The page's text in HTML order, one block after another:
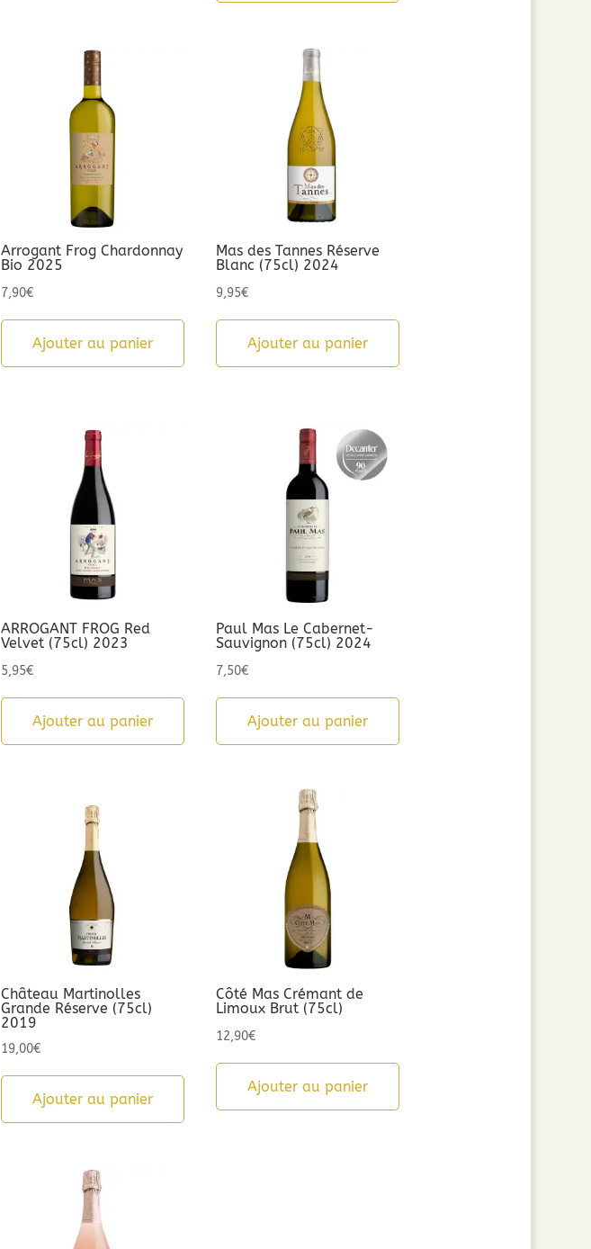
Arrogant Frog Chardonnay
Bio 2025
7,90€
Ajouter au panier
Mas des Tannes Réserve
Blanc (75cl) 2024
9,95€
Ajouter au panier
ARROGANT FROG Red
Velvet (75cl) 2023
5,95€
Ajouter au panier
Paul Mas Le Cabernet-
Sauvignon (75cl) 2024
7,50€
Ajouter au panier
Château Martinolles
Grande Réserve (75cl)
2019
19,00€
Ajouter au panier
Côté Mas Crémant de
Limoux Brut (75cl)
12,90€
Ajouter au panier